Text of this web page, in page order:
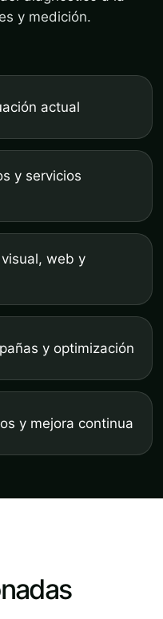
y medición.
actual
y servicios
web y
y optimización
y mejora continua